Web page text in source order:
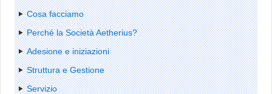
Cosa facciamo
Perché la Società Aetherius?
Adesione e iniziazioni
Struttura e Gestione
Servizio